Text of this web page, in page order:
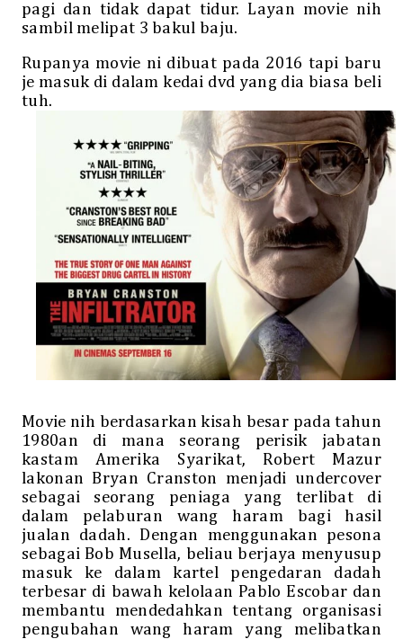
pagi dan tidak dapat tidur. Layan movie nih
sambil melipat 3 bakul baju.
Rupanya movie ni dibuat pada 2016 tapi baru
je masuk di dalam kedai dvd yang dia biasa beli
tuh.
Movie nih berdasarkan kisah besar pada tahun
1980an di mana seorang perisik jabatan
kastam Amerika Syarikat, Robert Mazur
lakonan Bryan Cranston menjadi undercover
sebagai seorang peniaga yang terlibat di
dalam pelaburan wang haram bagi hasil
jualan dadah. Dengan menggunakan pesona
sebagai Bob Musella, beliau berjaya menyusup
masuk ke dalam kartel pengedaran dadah
terbesar di bawah kelolaan Pablo Escobar dan
membantu mendedahkan tentang organisasi
pengubahan wang haram yang melibatkan